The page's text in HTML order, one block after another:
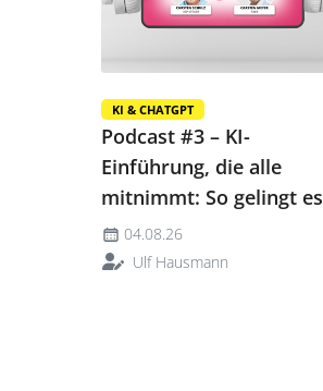
KI & CHATGPT
Podcast #3 – KI-
Einführung, die alle
mitnimmt: So gelingt es
04.08.26
Ulf Hausmann